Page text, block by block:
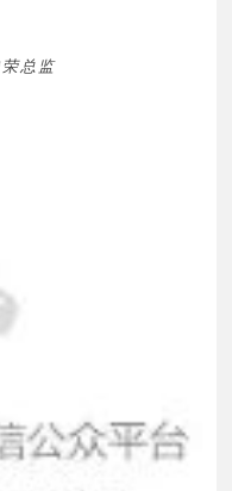
总监